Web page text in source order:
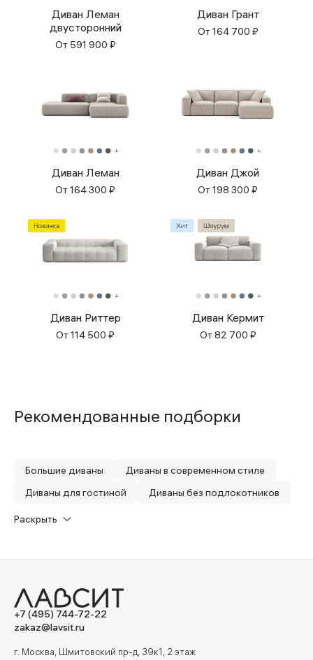
Диван Леман
двусторонний
От 591 900 ₽
Диван Грант
От164 700 ₽
Диван Леман
От164 300 ₽
Диван Джой
От198 300 ₽
Диван Риттер
От114 500 ₽
Диван Кермит
От82 700 ₽
Рекомендованные подборки
Большие диваны
Диваны в современном стиле
Диваны для гостиной
Диваны без подлокотников
Без видимых ножек
Мягкие диваны
Диваны с глубокой посадкой
Раскрыть
+7 (495) 744-72-22
zakaz@lavsit.ru
г. Москва, Шмитовский пр-д, 39к1, 2 этаж